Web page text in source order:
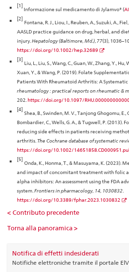
[1]
Informazione sul medicamento di Jylamvo® (
[2]
Fontana, R. J., Liou, I., Reuben, A., Suzuki, A.,
AASLD practice guidance on drug, herbal, and
injury.Hepatology (Baltimore, Md.) 77(3),
https://doi.org/10.1002/hep.32689
[3]
Liu, L., Liu, S., Wang, C., Guan, W., Zhang, Y., Hu,
Xuan, Y., & Wang, P. (2019). Folate
Patients With Rheumatoid Arthritis: A Systematic
rheumatology : practical reports on rheumatic &
202.https://doi.org/10.1097/
[4]
Shea, B., Swinden, M. V., Tanjong Ghogomu, E.,
Bombardier, C., Wells, G. A., & Tugwell, P. (2013).
reducing side effects in patients receiving
arthritis.The Cochrane database of systematic
https://doi.org/10.1002/
[5]
Onda, K., Honma, T., & Masuyama, K. (2023).
and impact of concomitant treatment with folic
alpha inhibitors: An assessment using the FDA
system.Frontiers in pharmacology, 14, 1030832
https://doi.org/10.3389/fphar.2023.1030832
< Contributo precedente
Torna alla panoramica >
Notifica di effetti indesiderati
Notifiche elettroniche tramite il portale